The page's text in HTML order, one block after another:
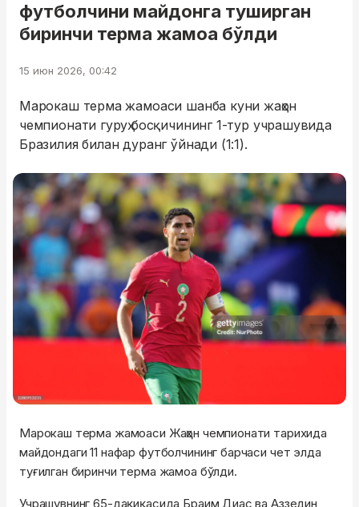
футболчини майдонга туширган
биринчи терма жамоа бўлди
15 июн 2026, 00:42
Марокаш терма жамоаси шанба куни жаҳон
чемпионати гуруҳ босқичининг 1-тур учрашувида
Бразилия билан дуранг ўйнади (1:1).
Марокаш терма жамоаси Жаҳон чемпионати тарихида
майдондаги 11 нафар футболчининг барчаси чет элда
туғилган биринчи терма жамоа бўлди.
Учрашувнинг 65-дақиқасида Браим Диас ва Аззедин